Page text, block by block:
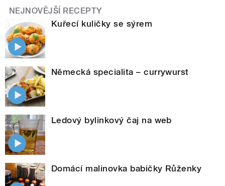
NEJNOVĚJŠÍ RECEPTY
Kuřecí kuličky se sýrem
Německá specialita – currywurst
Ledový bylinkový čaj na web
Domácí malinovka babičky Růženky